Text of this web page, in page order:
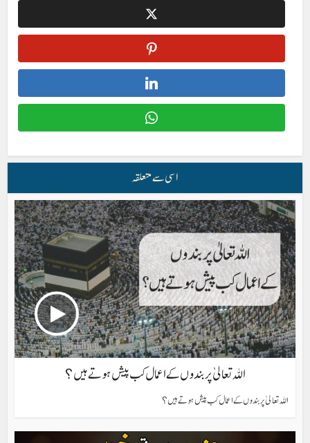
اسی سے متعلقہ
اللہ تعالیٰ پر بندوں کے اعمال کب پیش ہوتے ہیں؟
اللہ تعالیٰ پر بندوں کے اعمال کب پیش ہوتے ہیں؟